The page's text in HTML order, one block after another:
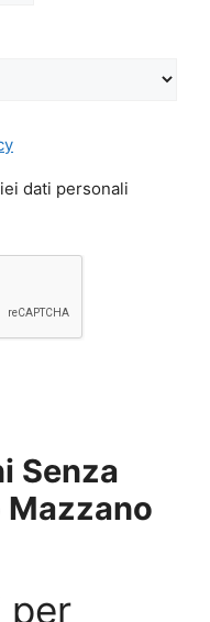
dati personali
Senza
Mazzano
per